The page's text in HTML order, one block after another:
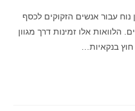
נוח עבור אנשים הזקוקים לכסף
הלוואות אלו זמינות דרך מגוון
בנקאיות…